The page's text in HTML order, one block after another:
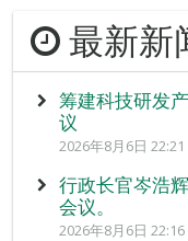
最新新
筹建科技研发
议
2026年8月6日 22:21
行政长官岑浩
会议。
2026年8月6日 22:16